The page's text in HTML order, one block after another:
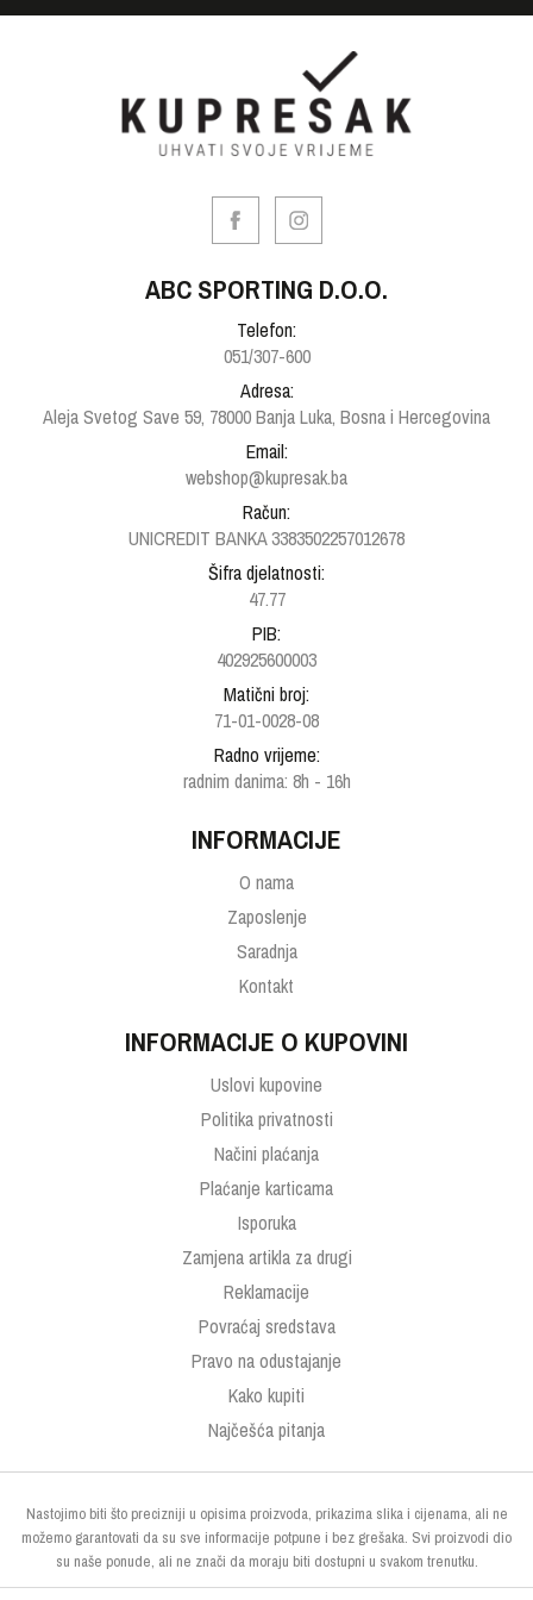
ABC SPORTING D.O.O.
Telefon:
051/307-600
Adresa:
Aleja Svetog Save 59, 78000 Banja Luka, Bosna i Hercegovina
Email:
webshop@kupresak.ba
Račun:
UNICREDIT BANKA 3383502257012678
Šifra djelatnosti:
47.77
PIB:
402925600003
Matični broj:
71-01-0028-08
Radno vrijeme:
radnim danima: 8h - 16h
INFORMACIJE
O nama
Zaposlenje
Saradnja
Kontakt
INFORMACIJE O KUPOVINI
Uslovi kupovine
Politika privatnosti
Načini plaćanja
Plaćanje karticama
Isporuka
Zamjena artikla za drugi
Reklamacije
Povraćaj sredstava
Pravo na odustajanje
Kako kupiti
Najčešća pitanja
Nastojimo biti što precizniji u opisima proizvoda, prikazima slika i cijenama, ali ne
možemo garantovati da su sve informacije potpune i bez grešaka. Svi proizvodi dio
su naše ponude, ali ne znači da moraju biti dostupni u svakom trenutku.